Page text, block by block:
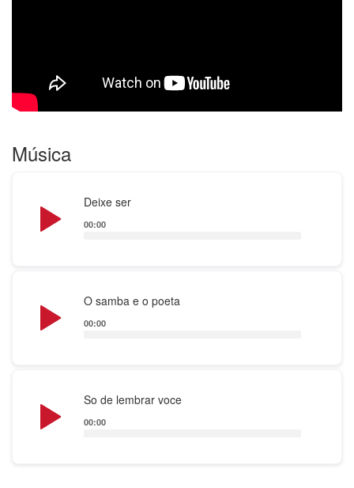
Música
Deixe ser
Player
00:00
O samba e o poeta
Player
00:00
So de lembrar voce
Player
00:00